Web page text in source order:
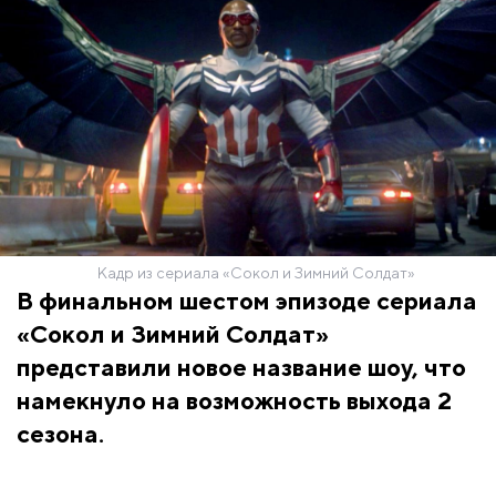
Кадр из сериала «Сокол и Зимний Солдат»
В финальном шестом эпизоде сериала
«Сокол и Зимний Солдат»
представили новое название шоу, что
намекнуло на возможность выхода 2
сезона.